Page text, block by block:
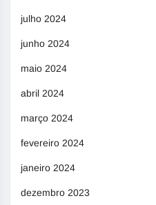
julho 2024
junho 2024
maio 2024
abril 2024
março 2024
fevereiro 2024
janeiro 2024
dezembro 2023